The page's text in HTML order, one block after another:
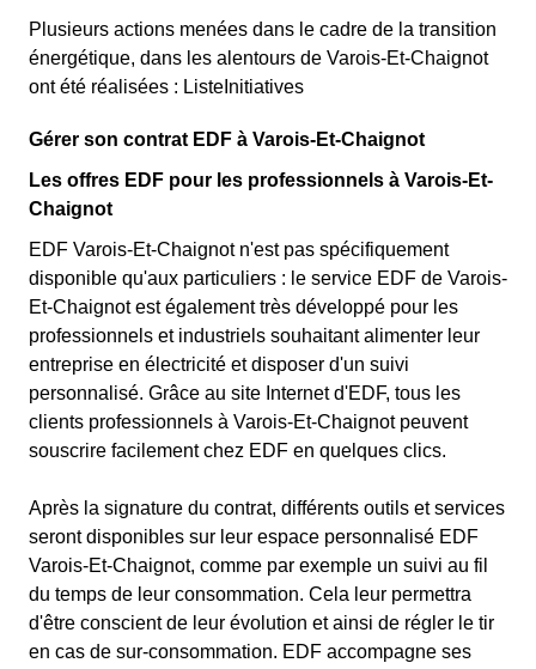
Plusieurs actions menées dans le cadre de la transition
énergétique, dans les alentours de Varois-Et-Chaignot
ont été réalisées : ListeInitiatives
Gérer son contrat EDF à Varois-Et-Chaignot
Les offres EDF pour les professionnels à Varois-Et-
Chaignot
EDF Varois-Et-Chaignot n'est pas spécifiquement
disponible qu'aux particuliers : le service EDF de Varois-
Et-Chaignot est également très développé pour les
professionnels et industriels souhaitant alimenter leur
entreprise en électricité et disposer d'un suivi
personnalisé. Grâce au site Internet d'EDF, tous les
clients professionnels à Varois-Et-Chaignot peuvent
souscrire facilement chez EDF en quelques clics.
Après la signature du contrat, différents outils et services
seront disponibles sur leur espace personnalisé EDF
Varois-Et-Chaignot, comme par exemple un suivi au fil
du temps de leur consommation. Cela leur permettra
d'être conscient de leur évolution et ainsi de régler le tir
en cas de sur-consommation. EDF accompagne ses